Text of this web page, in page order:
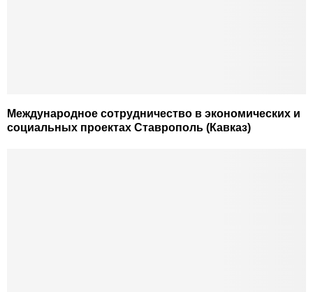
Международное сотрудничество в экономических и
социальных проектах Ставрополь (Кавказ)